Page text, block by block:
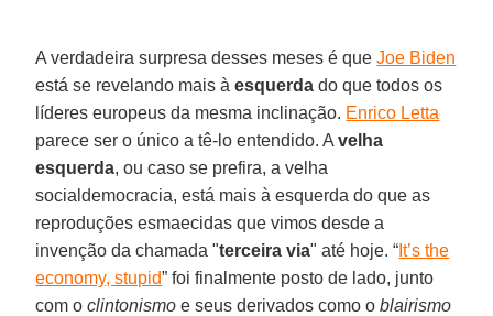
A verdadeira surpresa desses meses é queJoe Biden
está se revelando mais àesquerda do que todos os
líderes europeus da mesma inclinação. Enrico Letta
parece ser o único a tê-lo entendido. Avelha
esquerda, ou caso se prefira, a velha
socialdemocracia, está mais à esquerda do que as
reproduções esmaecidas que vimos desde a
invenção da chamada "terceira via" até hoje. “ It’s the
economy, stupid” foi finalmente posto de lado, junto
com oclintonismo e seus derivados como oblairismo